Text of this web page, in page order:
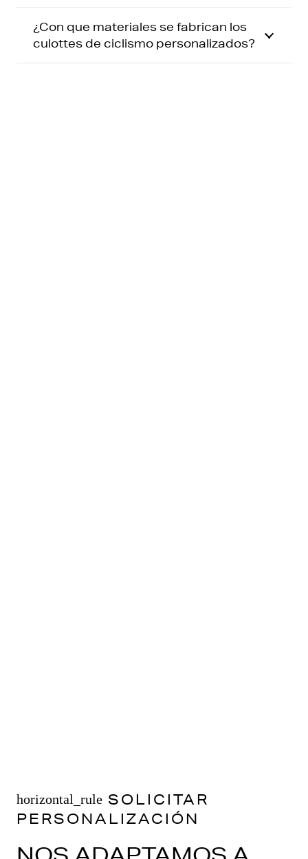
¿Con que materiales se fabrican los
culottes de ciclismo personalizados?
horizontal_rule SOLICITAR
PERSONALIZACIÓN